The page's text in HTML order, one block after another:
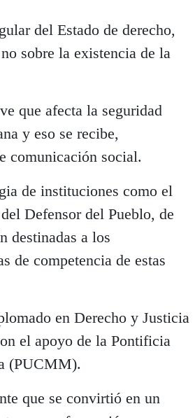
del Estado de derecho,
sobre la existencia de la
que afecta la seguridad
y eso se recibe,
comunicación social.
de instituciones como el
Defensor del Pueblo, de
destinadas a los
de competencia de estas
en Derecho y Justicia
el apoyo de la Pontificia
(PUCMM).
que se convirtió en un